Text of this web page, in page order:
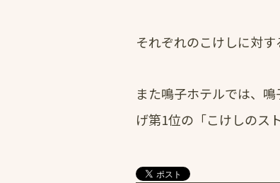
それぞれのこけしに対
また鳴子ホテルでは、
げ第1位の「こけしのス